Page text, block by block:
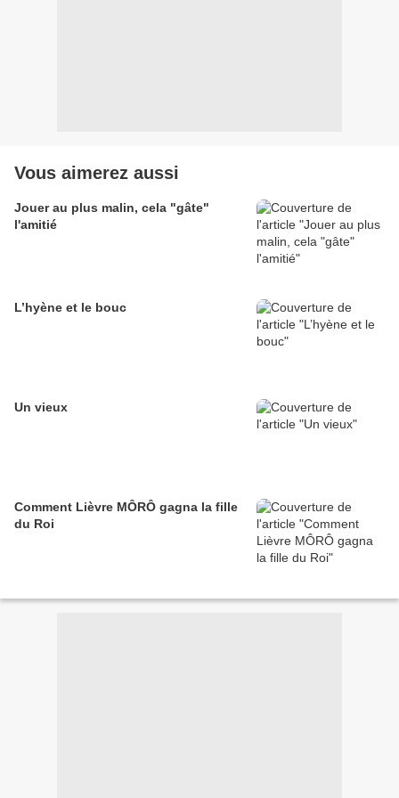
Vous aimerez aussi
Jouer au plus malin, cela "gâte"
l'amitié
L’hyène et le bouc
Un vieux
Comment Lièvre MÔRÔ gagna la fille
du Roi